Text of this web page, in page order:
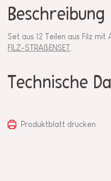
Beschreibung
Set aus 12 Teilen aus Filz mit
FILZ-STRAßENSET
Technische
Produktblatt drucken